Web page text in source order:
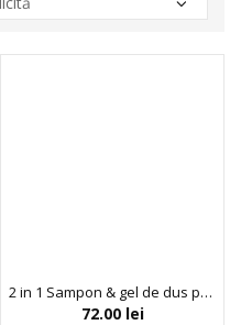
2 in 1 Sampon & gel de dus pentru barbati, cu ulei de argan si cafeina, Arganicare, 400 ml
72.00 lei